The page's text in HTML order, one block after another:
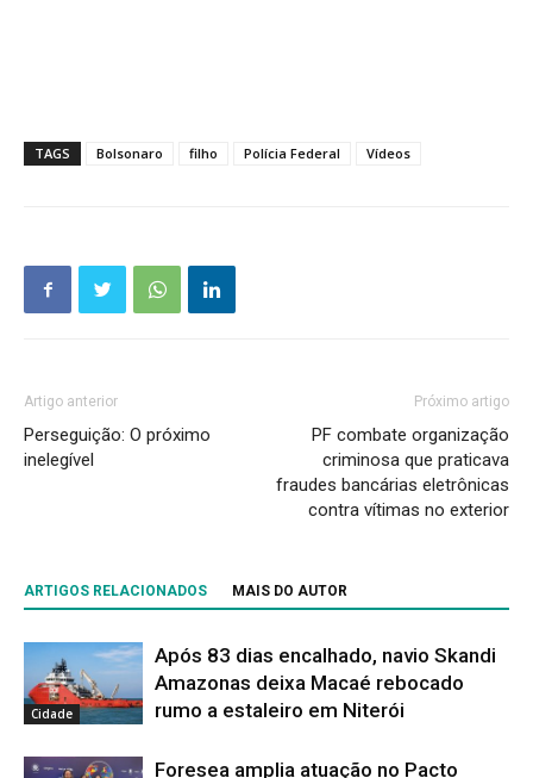
TAGS Bolsonaro filho Polícia Federal Vídeos
Artigo anterior
Perseguição: O próximo
inelegível
Próximo artigo
PF combate organização
criminosa que praticava
fraudes bancárias eletrônicas
contra vítimas no exterior
ARTIGOS RELACIONADOS MAIS DO AUTOR
Cidade
Após 83 dias encalhado, navio Skandi
Amazonas deixa Macaé rebocado
rumo a estaleiro em Niterói
Foresea amplia atuação no Pacto